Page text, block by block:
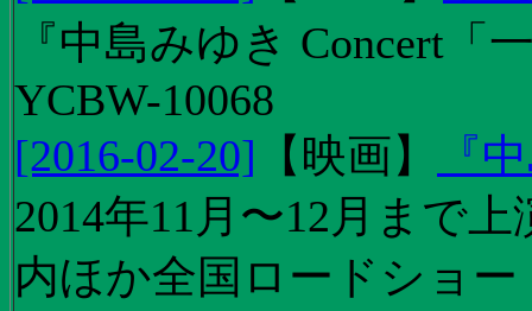
『中島みゆき Concert
YCBW-10068
[2016-02-20] 【 映画】
『
2014年11月〜12月まで
内ほか全国ロードショー